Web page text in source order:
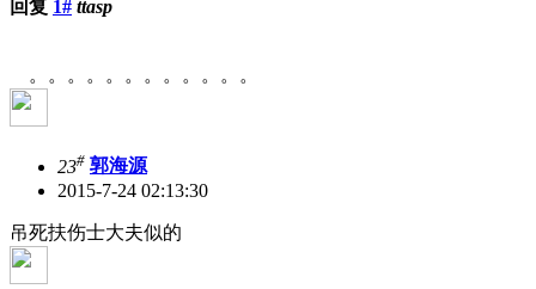
回复 1# ttasp
。。。。。。。。。。。。
23# 郭海源
2015-7-24 02:13:30
吊死扶伤士大夫似的